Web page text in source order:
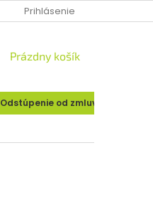
MOJA OBJEDNÁVKA
Prihlásenie
NÁKUPNÝ
Prázdny košík
Odstúpenie od zmluvy